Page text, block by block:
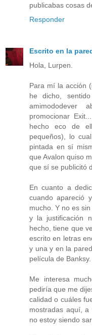
publicabas cosas
Responder
Escrito en la
Hola, Lurpen.
Para mí la acción
he dicho,
amimododever
promocionar
hecho eco de
pequeños), lo
pintada en sí
que Avalon quiso
que sí se publicitó
En cuanto a
cuando apareció
mucho. Y no es
y la justificación
hecho, tiene que
escrito en letras
y una y en la
película de Banksy.
Me interesa
pediría que me
calidad o cuáles
mostradas aquí, a
no estoy siendo